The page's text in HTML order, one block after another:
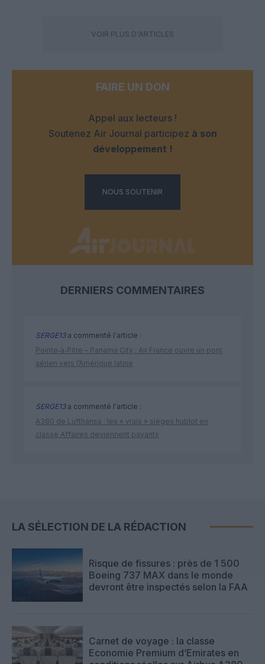
VOIR PLUS D'ARTICLES
FAIRE UN DON
Appel aux lecteurs !
Soutenez Air Journal participez à son
développement !
NOUS SOUTENIR
DERNIERS COMMENTAIRES
SERGE13a commenté l'article :
Pointe‑à‑Pitre – Panama City : Air France ouvre un pont
aérien vers l’Amérique latine
SERGE13a commenté l'article :
A380 de Lufthansa : les « vrais » sièges hublot en
classe Affaires deviennent payants
LA SÉLECTION DE LA RÉDACTION
Risque de fissures : près de 1 500
Boeing 737 MAX dans le monde
devront être inspectés selon la FAA
Carnet de voyage : la classe
Economie Premium d’Emirates en